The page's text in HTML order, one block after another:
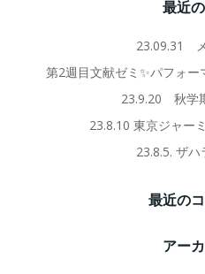
最近
23.09.31
第2週目文献ゼミ✨パフォー
23.9.20 秋学
23.8.10 東京ジャー
23.8.5. ザ
最近の
アー